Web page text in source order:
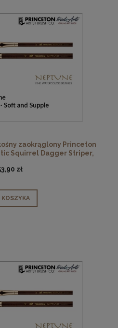
zaokrąglony Princeton
Squirrel Dagger Striper,
zł
KOSZYKA